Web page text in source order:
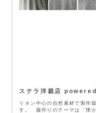
ステラ洋裁店
リネン中心の自然素材で製作
す。 服作りのテーマは「懐